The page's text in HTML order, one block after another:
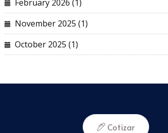
February 2026 (1)
November 2025 (1)
October 2025 (1)
Cotizar